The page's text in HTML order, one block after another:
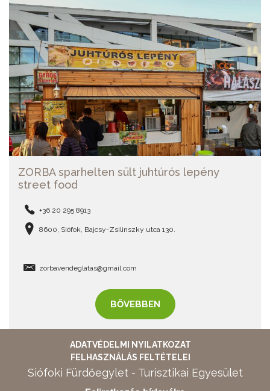
ZORBA sparhelten sült juhtúrós lepény
street food
+36 20 295 8913
8600, Siófok, Bajcsy-Zsilinszky utca 130.
zorbavendeglatas@gmail.com
BŐVEBBEN
ADATVÉDELMI NYILATKOZAT
FELHASZNÁLÁS FELTÉTELEI
Siófoki Fürdőegylet - Turisztikai Egyesület